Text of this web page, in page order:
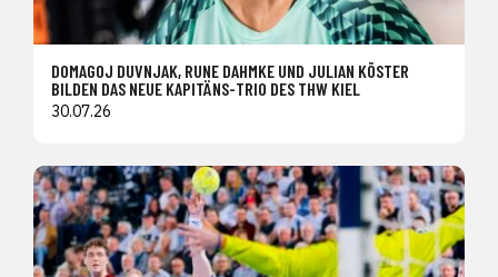
DOMAGOJ DUVNJAK, RUNE DAHMKE UND JULIAN KÖSTER
BILDEN DAS NEUE KAPITÄNS-TRIO DES THW KIEL
30.07.26